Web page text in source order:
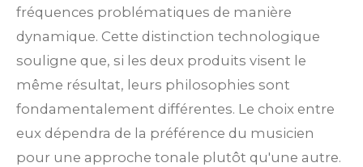
fréquences problématiques de manière
dynamique. Cette distinction technologique
souligne que, si les deux produits visent le
même résultat, leurs philosophies sont
fondamentalement différentes. Le choix entre
eux dépendra de la préférence du musicien
pour une approche tonale plutôt qu'une autre.